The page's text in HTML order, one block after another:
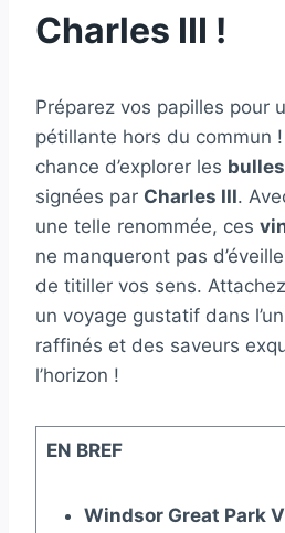
Charles III !
Préparez vos papilles pour
pétillante hors du commun
chance d’explorer les bulles
signées par Charles III.
une telle renommée, ces
ne manqueront pas
de titiller vos sens.
un voyage gustatif dans
raffinés et des saveurs
l’horizon !
EN BREF
Windsor Great Park